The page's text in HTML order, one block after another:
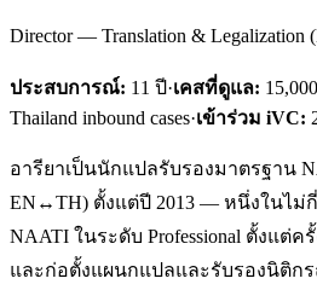
Director — Translation & Legalization
ประสบการณ์: 11 ปี·เคสที่ดูแล:
Thailand inbound cases·เข้าร่วม iVC:
อารียาเป็นนักแปลรับรองมาตรฐาน
EN↔TH) ตั้งแต่ปี 2013 — หนึ่งในไม่
NAATI ในระดับ Professional ตั้งแต่ค
และก่อตั้งแผนกแปลและรับรองนิติ